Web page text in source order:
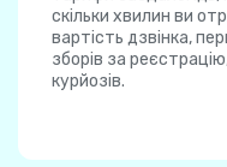
скільки хвилин ви
вартість дзвінка,
зборів за
курйозів.